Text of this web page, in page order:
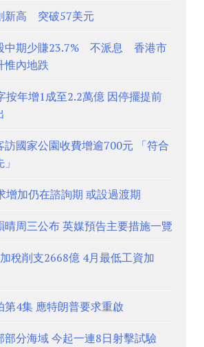
新高 突破57美元
中期少賺23.7% 不派息 香港市
惟內地跌
按年增1成至2.2萬億 因停擺提前
訪國家公園收費增逾700元 「符合
增加仍在諮詢期 或設過渡期
晴周三公布 英媒預告主要措施一覽
稅削支2668億 4月最低工資加
第4集 應特朗普要求重啟
部分海域 今起一連8日射擊試驗